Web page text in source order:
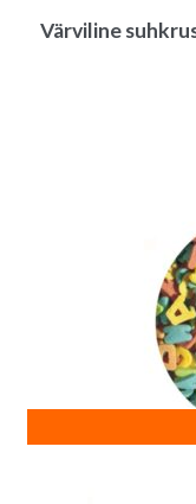
Värviline